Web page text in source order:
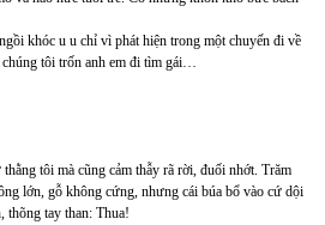
khóc u u chỉ vì phát hiện trong một chuyến đi về
tôi trốn anh em đi tìm gái…
tôi mà cũng cảm thẫy rã rời, đuối nhớt. Trăm
lớn, gỗ không cứng, nhưng cái búa bổ vào cứ dội
tay than: Thua!